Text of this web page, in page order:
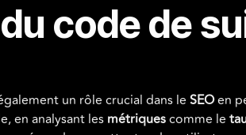
code de
un rôle crucial dans le SEOen
en analysant les métriquescomme le